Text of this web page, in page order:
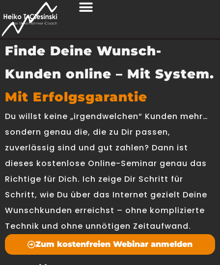
Finde Deine Wunsch-
Kunden online – Mit System.
Mit Erfolgsgarantie
Du willst keine „irgendwelchen“ Kunden mehr…
sondern genau die, die zu Dir passen,
zuverlässig sind und gut zahlen? Dann ist
dieses kostenlose Online-Seminar genau das
Richtige für Dich. Ich zeige Dir Schritt für
Schritt, wie Du über das Internet gezielt Deine
Wunschkunden erreichst – ohne komplizierte
Technik und ohne unnötigen Zeitaufwand.
Zum kostenfreien Webinar anmelden